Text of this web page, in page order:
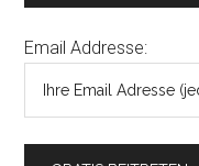
Email Addresse: